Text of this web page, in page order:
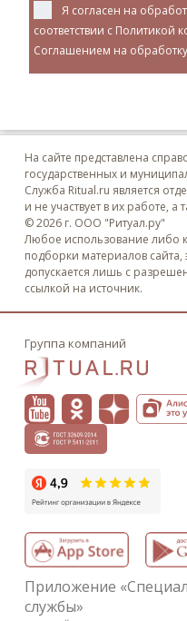
Я согласен на
соответствии с Политикой
Соглашением на
На сайте представлена
государственных и
Служба Ritual.ru является
и не участвует в их работе, а
© 2026 г. ООО "Ритуал.ру"
Любое использование либо
подборки материалов
допускается лишь с
ссылкой на источник.
Группа компаний
Приложение
службы»